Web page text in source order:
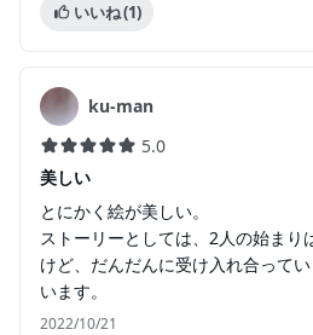
いいね(1)
ku-man
5.0
美しい
とにかく絵が美しい。
ストーリーとしては、2人の始まり
けど、だんだんに受け入れ合って
います。
2022/10/21